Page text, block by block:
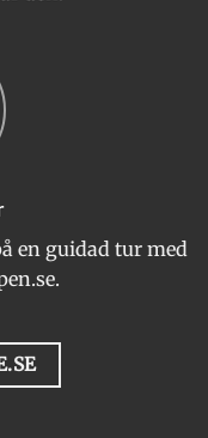
en guidad tur med